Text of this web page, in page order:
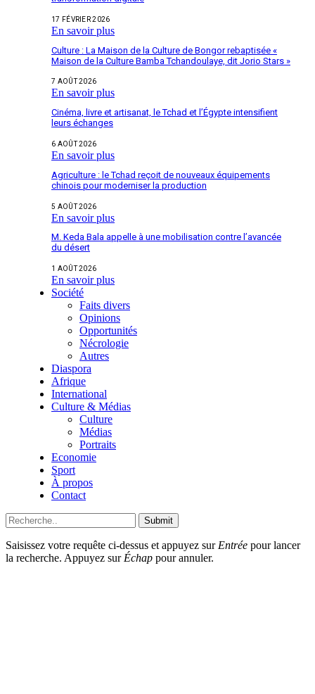
17 FÉVRIER 2026
En savoir plus
Culture : La Maison de la Culture de Bongor rebaptisée «
Maison de la Culture Bamba Tchandoulaye, dit Jorio Stars »
7 AOÛT 2026
En savoir plus
Cinéma, livre et artisanat, le Tchad et l’Égypte intensifient
leurs échanges
6 AOÛT 2026
En savoir plus
Agriculture : le Tchad reçoit de nouveaux équipements
chinois pour moderniser la production
5 AOÛT 2026
En savoir plus
M. Keda Bala appelle à une mobilisation contre l’avancée
du désert
1 AOÛT 2026
En savoir plus
Société
Faits divers
Opinions
Opportunités
Nécrologie
Autres
Diaspora
Afrique
International
Culture & Médias
Culture
Médias
Portraits
Economie
Sport
À propos
Contact
Submit
Saisissez votre requête ci-dessus et appuyez sur Entrée pour lancer
la recherche. Appuyez sur Échap pour annuler.